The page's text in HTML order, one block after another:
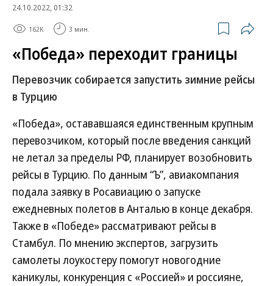
24.10.2022, 01:32
162K 3 мин.
«Победа» переходит границы
Перевозчик собирается запустить зимние рейсы
в Турцию
«Победа», остававшаяся единственным крупным
перевозчиком, который после введения санкций
не летал за пределы РФ, планирует возобновить
рейсы в Турцию. По данным “Ъ”, авиакомпания
подала заявку в Росавиацию о запуске
ежедневных полетов в Анталью в конце декабря.
Также в «Победе» рассматривают рейсы в
Стамбул. По мнению экспертов, загрузить
самолеты лоукостеру помогут новогодние
каникулы, конкуренция с «Россией» и россияне,